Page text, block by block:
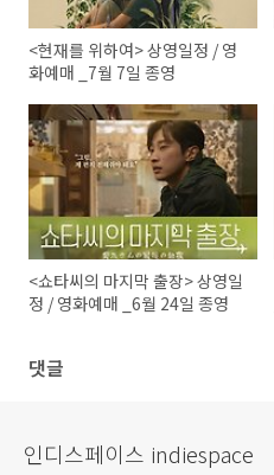
<현재를 위하여> 상영일정 / 영
화예매 _7월 7일 종영
<쇼타씨의 마지막 출장> 상영일
정 / 영화예매 _6월 24일 종영
댓글
인디스페이스 indiespace